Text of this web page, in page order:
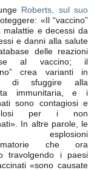
Roberts, sul suo
«Il “vaccino”
e decessi da
e danni alla salute
delle reazioni
al vaccino; il
crea varianti in
di sfuggire alla
immunitaria, e i
sono contagiosi e
per i non
In altre parole, le
esplosioni
che ora
travolgendo i paesi
«sono causate